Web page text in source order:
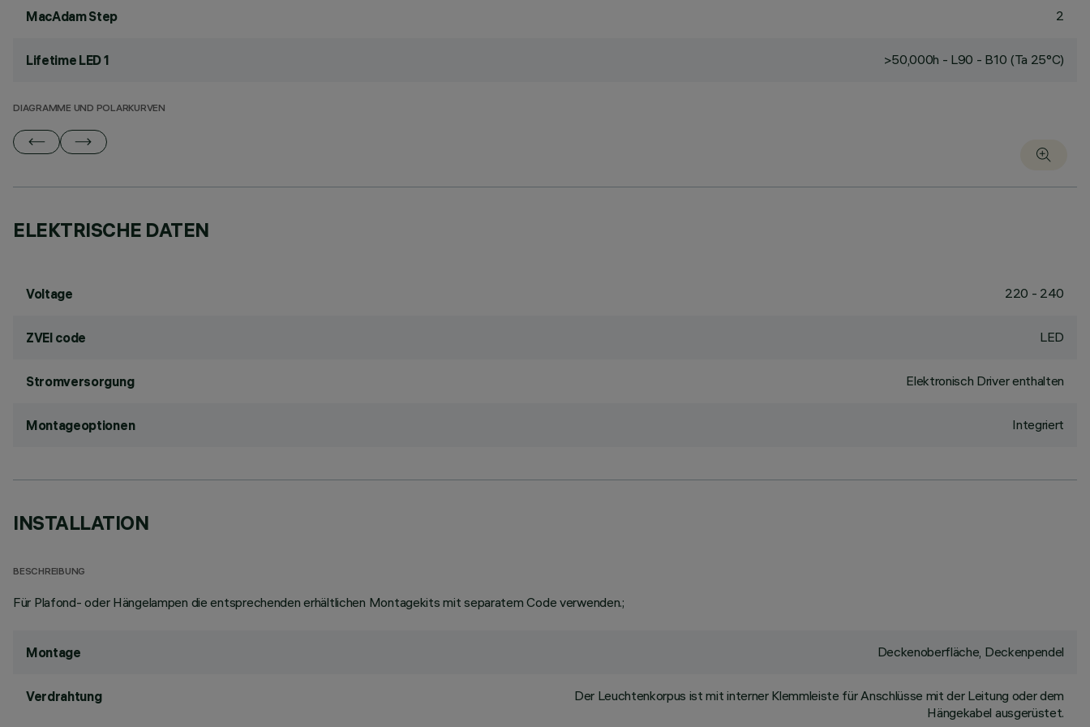
MacAdam Step 2
Lifetime LED 1 >50,000h - L90 - B10 (Ta 25°C)
DIAGRAMME UND POLARKURVEN
ELEKTRISCHE DATEN
Voltage 220 - 240
ZVEI code LED
Stromversorgung Elektronisch Driver enthalten
Montageoptionen Integriert
INSTALLATION
BESCHREIBUNG
Für Plafond- oder Hängelampen die entsprechenden erhältlichen Montagekits mit separatem Code verwenden.;
Montage Deckenoberfläche, Deckenpendel
Verdrahtung
Der Leuchtenkorpus ist mit interner Klemmleiste für Anschlüsse mit der Leitung oder dem
Hängekabel ausgerüstet.